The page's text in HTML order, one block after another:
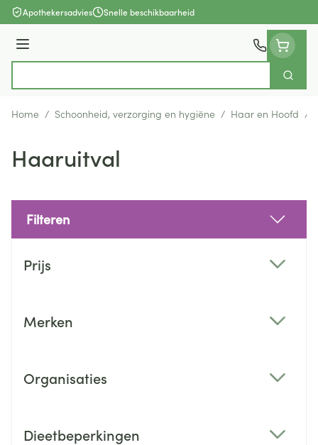
Ga naar de inhoud
Apothekersadvies Snelle beschikbaarheid
Menu
Zoek
Home / Schoonheid, verzorging en hygiëne / Haar en Hoofd /
Haaruitval
Filteren
Prijs
Merken
Organisaties
Dieetbeperkingen